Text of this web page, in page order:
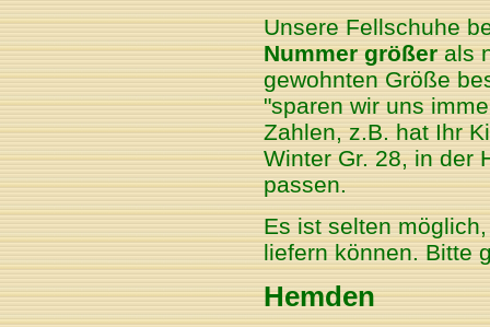
Unsere Fellschuhe
Nummer größerals
gewohnten Größe
"sparen wir uns
Zahlen, z.B. hat Ihr
Winter Gr. 28, in der
passen.
Es ist selten
liefern können. Bitte
Hemden